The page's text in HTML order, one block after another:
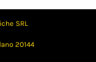
SRL
20144